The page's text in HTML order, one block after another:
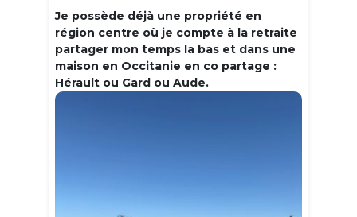
Je possède déjà une propriété en
région centre où je compte à la retraite
partager mon temps la bas et dans une
maison en Occitanie en co partage :
Hérault ou Gard ou Aude.